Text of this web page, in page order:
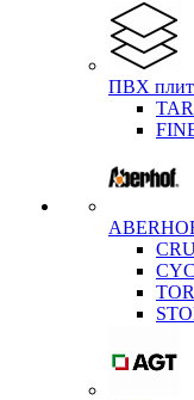
ПВХ